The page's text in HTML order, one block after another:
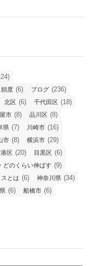
頻度 (6) ブログ (236)
北区 (6) 千代田区 (18)
市 (8) 品川区 (8)
県 (7) 川崎市 (16)
市 (8) 横浜市 (29)
港区 (20) 目黒区 (6)
どのくらい伸ばす (9)
とは (6) 神奈川県 (34)
(6) 船橋市 (6)